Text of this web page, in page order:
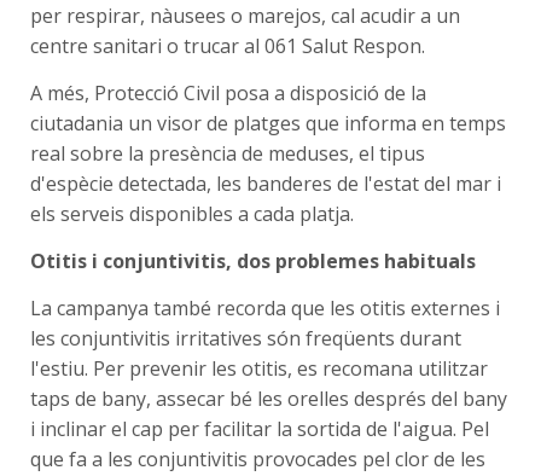
per respirar, nàusees o marejos, cal acudir a un
centre sanitari o trucar al 061 Salut Respon.
A més, Protecció Civil posa a disposició de la
ciutadania un visor de platges que informa en temps
real sobre la presència de meduses, el tipus
d'espècie detectada, les banderes de l'estat del mar i
els serveis disponibles a cada platja.
Otitis i conjuntivitis, dos problemes habituals
La campanya també recorda que les otitis externes i
les conjuntivitis irritatives són freqüents durant
l'estiu. Per prevenir les otitis, es recomana utilitzar
taps de bany, assecar bé les orelles després del bany
i inclinar el cap per facilitar la sortida de l'aigua. Pel
que fa a les conjuntivitis provocades pel clor de les